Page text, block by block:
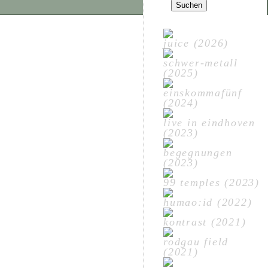
nach:
juice (2026)
schwer-metall
(2025)
einskommafünf
(2024)
live in eindhoven
(2023)
begegnungen
(2023)
99 temples (2023)
humao:id (2022)
kontrast (2021)
rodgau field
(2021)